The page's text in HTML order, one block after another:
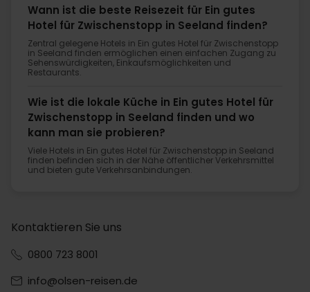
Wann ist die beste Reisezeit für Ein gutes
Hotel für Zwischenstopp in Seeland finden?
Zentral gelegene Hotels in Ein gutes Hotel für Zwischenstopp
in Seeland finden ermöglichen einen einfachen Zugang zu
Sehenswürdigkeiten, Einkaufsmöglichkeiten und
Restaurants.
Wie ist die lokale Küche in Ein gutes Hotel für
Zwischenstopp in Seeland finden und wo
kann man sie probieren?
Viele Hotels in Ein gutes Hotel für Zwischenstopp in Seeland
finden befinden sich in der Nähe öffentlicher Verkehrsmittel
und bieten gute Verkehrsanbindungen.
Kontaktieren Sie uns
0800 723 8001
info@olsen-reisen.de